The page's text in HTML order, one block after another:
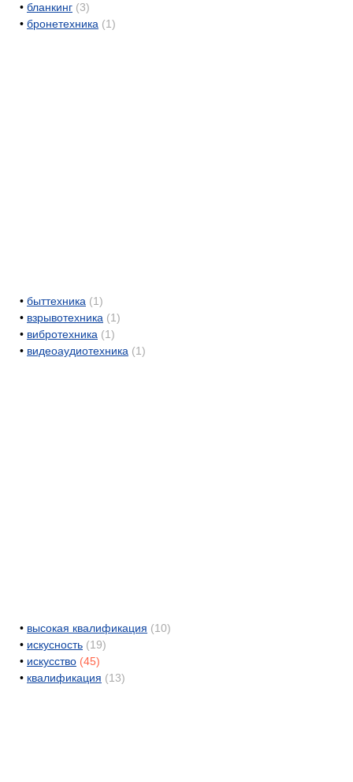
• бланкинг (3)
• бронетехника (1)
• быттехника (1)
• взрывотехника (1)
• вибротехника (1)
• видеоаудиотехника (1)
• высокая квалификация (10)
• искусность (19)
• искусство (45)
• квалификация (13)